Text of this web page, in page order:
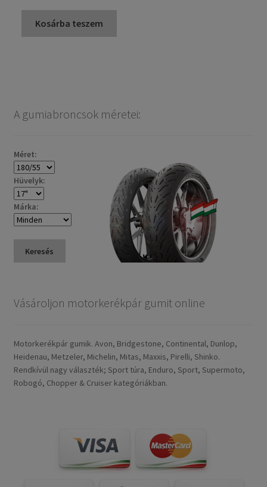
Kosárba teszem
A gumiabroncsok méretei:
Méret:
Hüvelyk:
Márka:
Keresés
Vásároljon motorkerékpár gumit online
Motorkerékpár gumik. Avon, Bridgestone, Continental, Dunlop,
Heidenau, Metzeler, Michelin, Mitas, Maxxis, Pirelli, Shinko.
Rendkívül nagy választék; Sport túra, Enduro, Sport, Supermoto,
Robogó, Chopper & Cruiser kategóriákban.